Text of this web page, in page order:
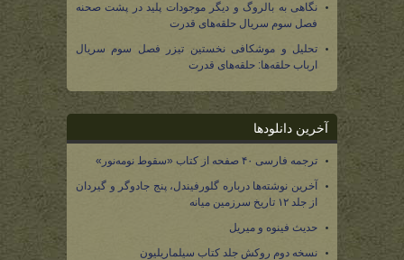
نگاهی به بالروگ و دیگر موجودات پلید در پشت صحنه
فصل سوم سریال حلقه‌های قدرت
تحلیل و موشکافی نخستین تیزر فصل سوم سریال
ارباب حلقه‌ها: حلقه‌های قدرت
آخرین دانلودها
ترجمه فارسی ۴۰ صفحه از کتاب «سقوط نومه‌نور»
آخرین نوشته‌ها درباره گلورفیندل، پنج جادوگر و گیردان
از جلد ۱۲ تاریخ سرزمین میانه
حدیث فینوه و میریل
نسخه دوم روکش جلد کتاب سیلماریلیون